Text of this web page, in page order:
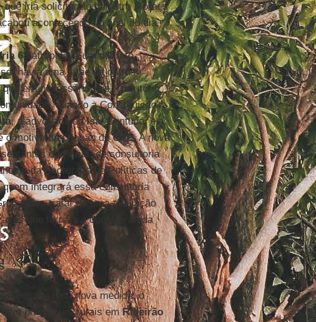
que iria solicitar ao ministro Moraes
acontecendo no final do dia.
68atropelava um decreto
havia uma série de outras
era necessário que o território
quando a Constituição
, a advogada doIsa.Contudo, ela
o motivo da criação doGTE. A nova
daFunai, de consultoria
e da Secretaria de Políticas de
quem integrará essa consultoria
para tratar de uma avaliação
que tornam a questão ainda
editaria uma nova medida, o
produtores rurais emRibeirão